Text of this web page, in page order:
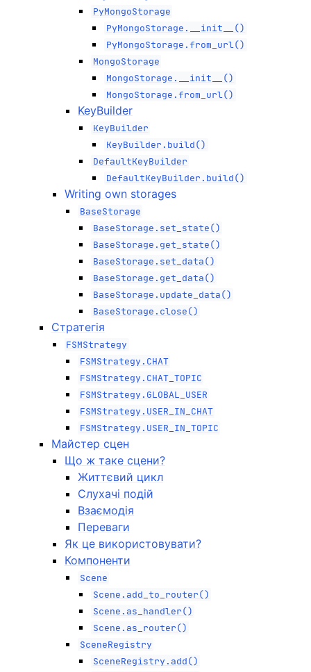
PyMongoStorage
PyMongoStorage.__init__()
PyMongoStorage.from_url()
MongoStorage
MongoStorage.__init__()
MongoStorage.from_url()
KeyBuilder
KeyBuilder
KeyBuilder.build()
DefaultKeyBuilder
DefaultKeyBuilder.build()
Writing own storages
BaseStorage
BaseStorage.set_state()
BaseStorage.get_state()
BaseStorage.set_data()
BaseStorage.get_data()
BaseStorage.update_data()
BaseStorage.close()
Стратегія
FSMStrategy
FSMStrategy.CHAT
FSMStrategy.CHAT_TOPIC
FSMStrategy.GLOBAL_USER
FSMStrategy.USER_IN_CHAT
FSMStrategy.USER_IN_TOPIC
Майcтер сцен
Що ж таке сцени?
Життєвий цикл
Слухачі подій
Взаємодія
Переваги
Як це використовувати?
Компоненти
Scene
Scene.add_to_router()
Scene.as_handler()
Scene.as_router()
SceneRegistry
SceneRegistry.add()